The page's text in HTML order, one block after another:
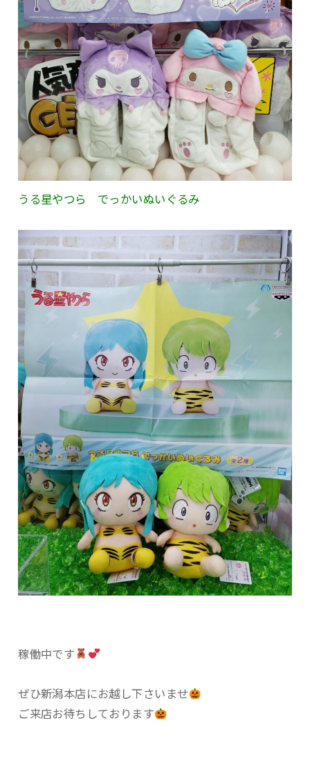
うる星やつら でっかいぬいぐるみ
稼働中です
ぜひ新潟本店にお越し下さいませ
ご来店お待ちしております